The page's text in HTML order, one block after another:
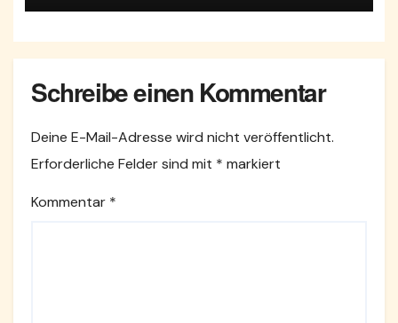
Schreibe einen Kommentar
Deine E-Mail-Adresse wird nicht veröffentlicht.
Erforderliche Felder sind mit * markiert
Kommentar *